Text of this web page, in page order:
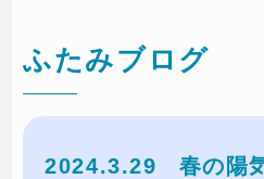
ふたみブログ
2024.3.29
春の陽